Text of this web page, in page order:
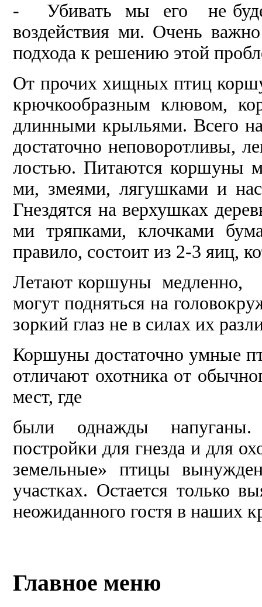
- Убивать мы его не
воздействия­ ми. Очень важно
подхода к решению этой
От прочих хищных птиц
крючкообраз­ным клювом,
длинными крыльями. Всего
достаточ­но неповорот­ливы,
лостью. Пита­ются коршу­ны
ми, зме­ями, ля­гушками и
Гнездятся на вер­хушках
ми тряпками, клочками
правило, со­стоит из 2-3 яиц,
Летают коршуны
мо­гут подняться на
зоркий глаз не в силах их
Коршуны достаточно умные
от­личают охотника от
мест, где
были однажды напуганы.
постройки для гнезда и для
земельные» птицы
участках. Остается только
неожиданного гостя в наших
Главное меню